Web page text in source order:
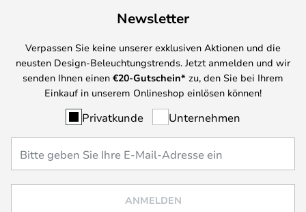
Newsletter
Verpassen Sie keine unserer exklusiven Aktionen und die
neusten Design-Beleuchtungstrends. Jetzt anmelden und wir
senden Ihnen einen €20-Gutschein* zu, den Sie bei Ihrem
Einkauf in unserem Onlineshop einlösen können!
Privatkunde Unternehmen
ANMELDEN